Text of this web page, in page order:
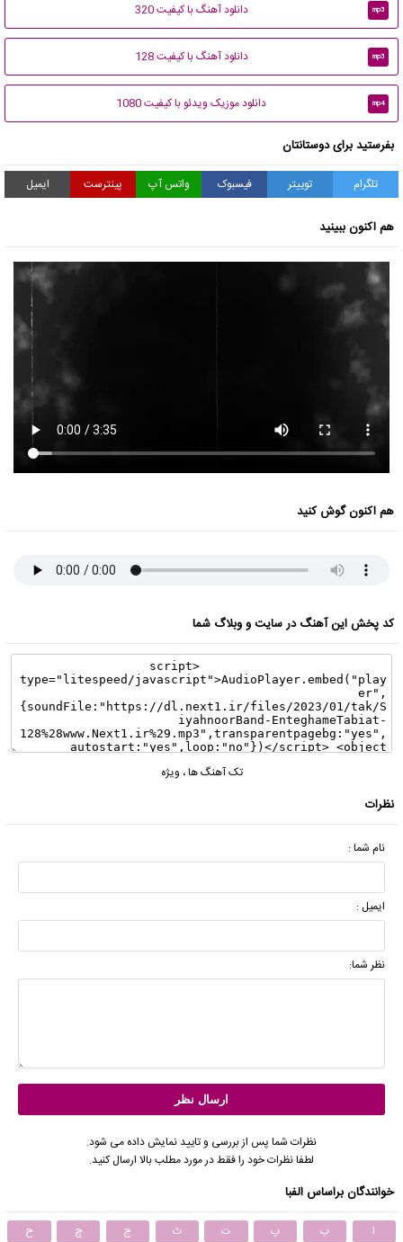
mp3 دانلود آهنگ با کیفیت 320
mp3 دانلود آهنگ با کیفیت 128
mp4 دانلود موزیک ویدئو با کیفیت 1080
بفرستید برای دوستانتان
تلگرام توییتر فیسبوک واتس آپ پینترست ایمیل
هم اکنون ببینید
هم اکنون گوش کنید
کد پخش این آهنگ در سایت و وبلاگ شما
تک آهنگ ها، ویژه
نظرات
نام شما :
ایمیل :
نظر شما:
نظرات شما پس از بررسی و تایید نمایش داده می شود.
لطفا نظرات خود را فقط در مورد مطلب بالا ارسال کنید.
خوانندگان براساس الفبا
ا ب پ ت ث ج چ
ح